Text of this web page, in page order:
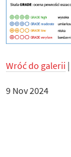
Wróć do galerii |
9 Nov 2024